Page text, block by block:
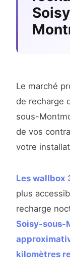
Le marché
de recharge
sous-
de vos
votre
Les wallbox
plus
recharge
Soisy-sous-
kilomètres